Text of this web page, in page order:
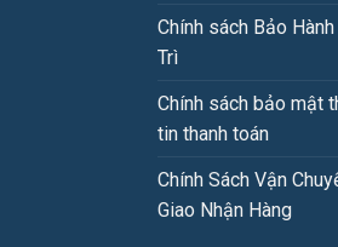
Chính sách Bảo
Trì
Chính sách bảo mật
tin thanh toán
Chính Sách Vận
Giao Nhận Hàng